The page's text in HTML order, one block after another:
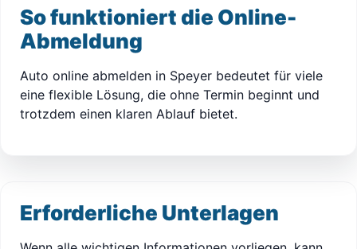
So funktioniert die Online-
Abmeldung
Auto online abmelden in Speyer bedeutet für viele
eine flexible Lösung, die ohne Termin beginnt und
trotzdem einen klaren Ablauf bietet.
Erforderliche Unterlagen